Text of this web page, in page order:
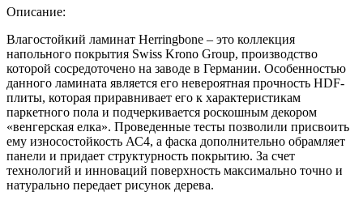
Описание:
Влагостойкий ламинат Herringbone – это коллекция
напольного покрытия Swiss Krono Group, производство
которой сосредоточено на заводе в Германии. Особенностью
данного ламината является его невероятная прочность HDF-
плиты, которая приравнивает его к характеристикам
паркетного пола и подчеркивается роскошным декором
«венгерская елка». Проведенные тесты позволили присвоить
ему износостойкость АС4, а фаска дополнительно обрамляет
панели и придает структурность покрытию. За счет
технологий и инноваций поверхность максимально точно и
натурально передает рисунок дерева.